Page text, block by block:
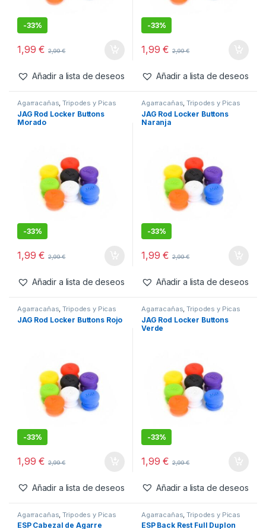
-33%
1,99€ 2,99€
Añadir a lista de deseos
-33%
1,99€ 2,99€
Añadir a lista de deseos
Agarracañas,Tripodes y Picas
JAG Rod Locker Buttons
Morado
-33%
1,99€ 2,99€
Añadir a lista de deseos
Agarracañas,Tripodes y Picas
JAG Rod Locker Buttons
Naranja
-33%
1,99€ 2,99€
Añadir a lista de deseos
Agarracañas,Tripodes y Picas
JAG Rod Locker Buttons Rojo
-33%
1,99€ 2,99€
Añadir a lista de deseos
Agarracañas,Tripodes y Picas
JAG Rod Locker Buttons
Verde
-33%
1,99€ 2,99€
Añadir a lista de deseos
Agarracañas ,Tripodes y Picas
ESP Cabezal de Agarre
Agarracañas ,Tripodes y Picas
ESP Back Rest Full Duplon